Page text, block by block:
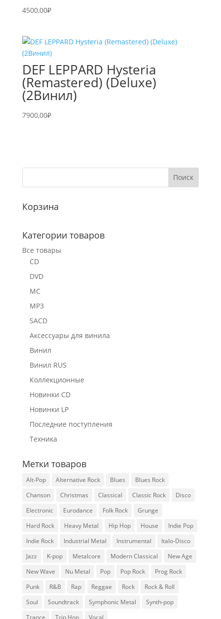
4500,00₽
DEF LEPPARD Hysteria
(Remastered) (Deluxe)
(2Винил)
7900,00₽
Корзина
Категории товаров
Все товары
CD
DVD
MC
MP3
SACD
Аксессуары для винила
Винил
Винил RUS
Коллекционные
Новинки CD
Новинки LP
Последние поступления
Техника
Метки товаров
Alt-Pop Alternative Rock Blues
Blues Rock
Chanson
Christmas Classical Classic Rock
Disco
Electronic
Eurodance Folk Rock
Grunge
Hard Rock
Heavy Metal Hip Hop House
Indie Pop
Indie Rock
Industrial Metal Instrumental
Italo-Disco
Jazz
K-pop Metalcore Modern Classical
New Age
New Wave
Nu Metal Pop Pop Rock
Prog Rock
Punk
R&B Rap Reggae Rock
Rock & Roll
Soul
Soundtrack Symphonic Metal
Synth-pop
Trance
Trip Hop Vocal